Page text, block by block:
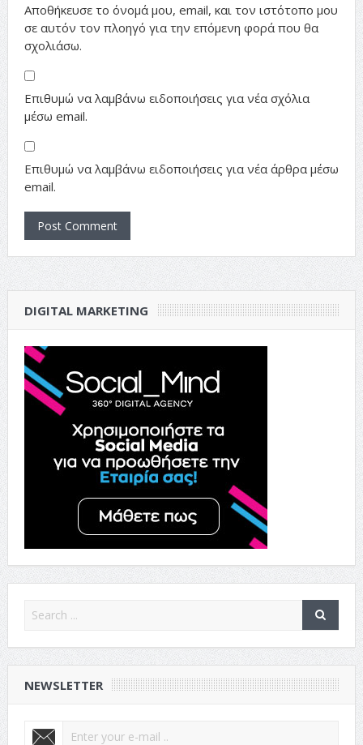
Αποθήκευσε το όνομά μου, email, και τον ιστότοπο μου
σε αυτόν τον πλοηγό για την επόμενη φορά που θα
σχολιάσω.
Επιθυμώ να λαμβάνω ειδοποιήσεις για νέα σχόλια
μέσω email.
Επιθυμώ να λαμβάνω ειδοποιήσεις για νέα άρθρα μέσω
email.
DIGITAL MARKETING
NEWSLETTER